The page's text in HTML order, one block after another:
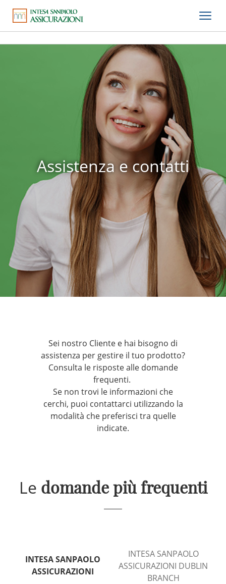
Assistenza e contatti
Sei nostro Cliente e hai bisogno di
assistenza per gestire il tuo prodotto?
Consulta le risposte alle domande
frequenti.
Se non trovi le informazioni che
cerchi, puoi contattarci utilizzando la
modalità che preferisci tra quelle
indicate.
Le domande più frequenti
INTESA SANPAOLO
ASSICURAZIONI
INTESA SANPAOLO
ASSICURAZIONI DUBLIN
BRANCH